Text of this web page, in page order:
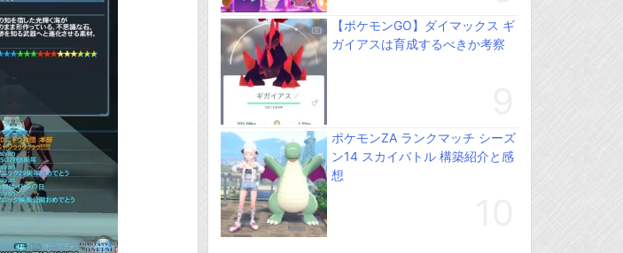
【ポケモンGO】ダイマックス ギ
ガイアスは育成するべきか考察
ポケモンZA ランクマッチ シーズ
ン14 スカイバトル 構築紹介と感
想